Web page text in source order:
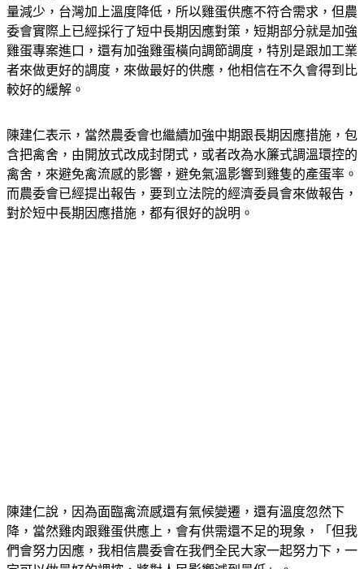
量減少，台灣加上溫度降低，所以雞蛋供應不符合需求，但農
委會實際上已經採行了短中長期因應對策，短期部分就是加強
雞蛋專案進口，還有加強雞蛋橫向調節調度，特別是跟加工業
者來做更好的調度，來做最好的供應，他相信在不久會得到比
較好的緩解。
陳建仁表示，當然農委會也繼續加強中期跟長期因應措施，包
含把禽舍，由開放式改成封閉式，或者改為水簾式調溫環控的
禽舍，來避免禽流感的影響，避免氣溫影響到雞隻的產蛋率。
而農委會已經提出報告，要到立法院的經濟委員會來做報告，
對於短中長期因應措施，都有很好的說明。
陳建仁說，因為面臨禽流感還有氣候變遷，還有溫度忽然下
降，當然雞肉跟雞蛋供應上，會有供需還不足的現象，「但我
們會努力因應，我相信農委會在我們全民大家一起努力下，一